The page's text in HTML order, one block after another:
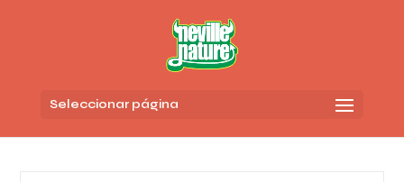
Seleccionar página